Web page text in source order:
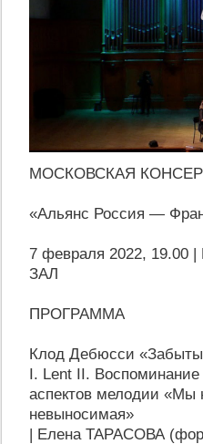
МОСКОВСКАЯ
«Альянс Россия —
7 февраля 2022, 19.00
ЗАЛ
ПРОГРАММА
Клод Дебюсси
I. Lent II.
аспектов мелодии «Мы
невыносимая»
| Елена ТАРАСОВА